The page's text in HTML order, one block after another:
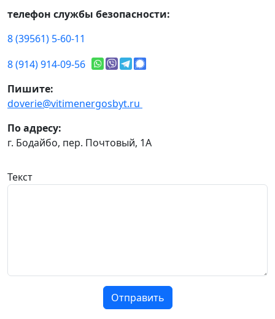
телефон службы безопасности:
8 (39561) 5-60-11
8 (914) 914-09-56
Пишите:
doverie@vitimenergosbyt.ru
По адресу:
г. Бодайбо, пер. Почтовый, 1А
Текст
Отправить